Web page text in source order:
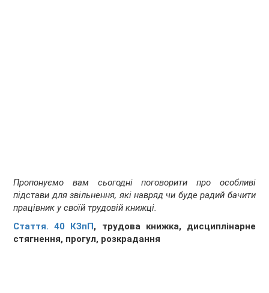
Пропонуємо вам сьогодні поговорити про особливі
підстави для звільнення, які навряд чи буде радий бачити
працівник у своїй трудовій книжці.
Стаття. 40 КЗпП, трудова книжка, дисциплінарне
стягнення, прогул, розкрадання